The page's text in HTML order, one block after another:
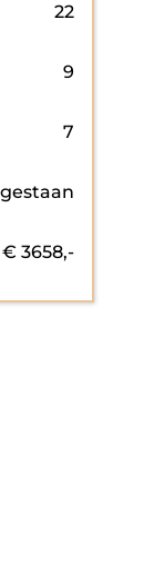
22
9
7
€ 3658,-